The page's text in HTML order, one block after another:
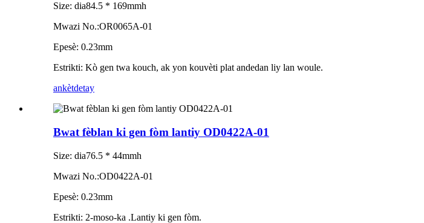
Size: dia84.5 * 169mmh
Mwazi No.:OR0065A-01
Epesè: 0.23mm
Estrikti: Kò gen twa kouch, ak yon kouvèti plat andedan liy lan woule.
ankètdetay
Bwat fèblan ki gen fòm lantiy OD0422A-01
Size: dia76.5 * 44mmh
Mwazi No.:OD0422A-01
Epesè: 0.23mm
Estrikti: 2-moso-ka .Lantiy ki gen fòm.